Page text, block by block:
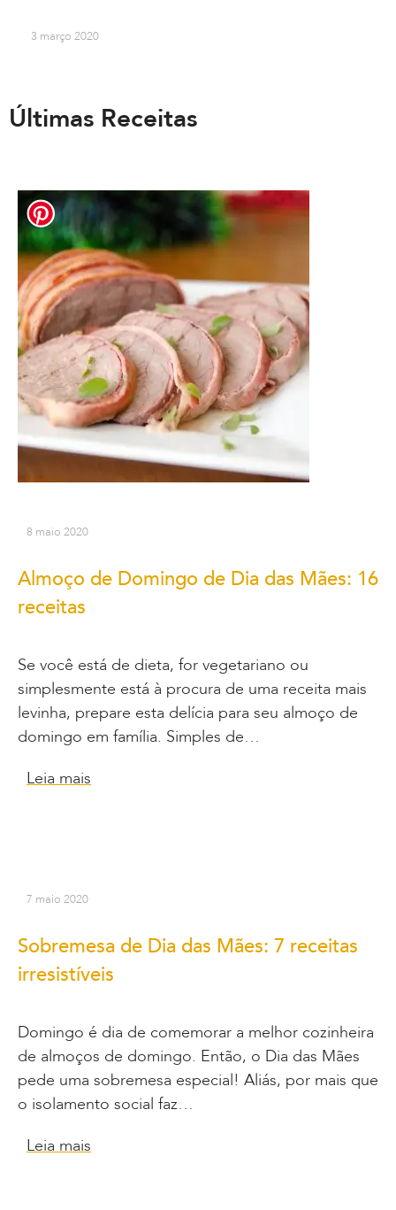
3 março 2020
Últimas Receitas
8 maio 2020
Almoço de Domingo de Dia das Mães: 16
receitas
Se você está de dieta, for vegetariano ou
simplesmente está à procura de uma receita mais
levinha, prepare esta delícia para seu almoço de
domingo em família. Simples de…
Leia mais
7 maio 2020
Sobremesa de Dia das Mães: 7 receitas
irresistíveis
Domingo é dia de comemorar a melhor cozinheira
de almoços de domingo. Então, o Dia das Mães
pede uma sobremesa especial! Aliás, por mais que
o isolamento social faz…
Leia mais